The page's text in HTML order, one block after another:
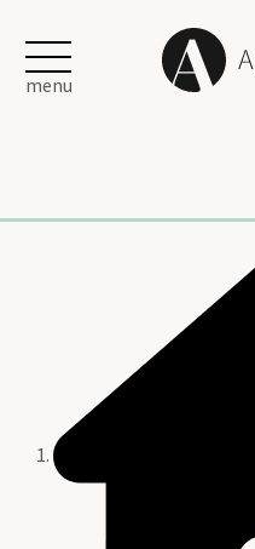
menu